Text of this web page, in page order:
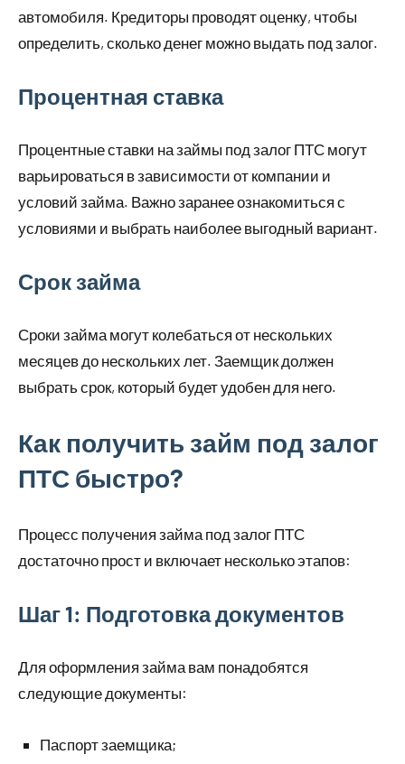
автомобиля. Кредиторы проводят оценку, чтобы
определить, сколько денег можно выдать под залог.
Процентная ставка
Процентные ставки на займы под залог ПТС могут
варьироваться в зависимости от компании и
условий займа. Важно заранее ознакомиться с
условиями и выбрать наиболее выгодный вариант.
Срок займа
Сроки займа могут колебаться от нескольких
месяцев до нескольких лет. Заемщик должен
выбрать срок, который будет удобен для него.
Как получить займ под залог
ПТС быстро?
Процесс получения займа под залог ПТС
достаточно прост и включает несколько этапов:
Шаг 1: Подготовка документов
Для оформления займа вам понадобятся
следующие документы:
Паспорт заемщика;